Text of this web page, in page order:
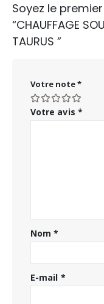
Soyez le
“CHAUFFAGE
TAURUS ”
Votre note*
Votre avis *
Nom*
E-mail *